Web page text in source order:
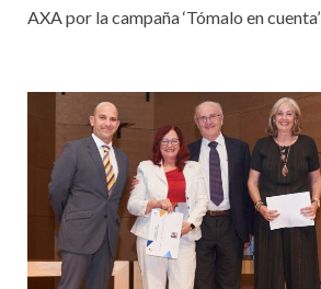
AXA por la campaña ‘Tómalo en cuenta’